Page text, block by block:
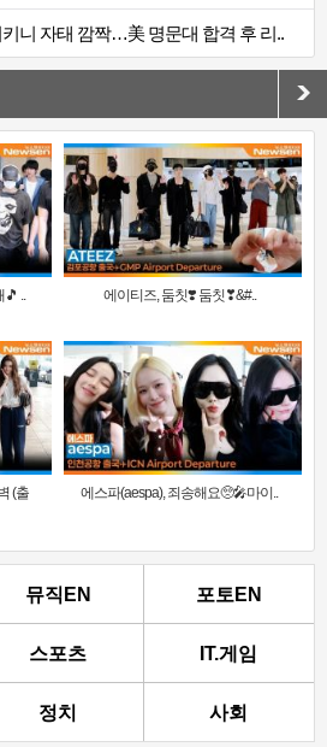
니 자태 깜짝…美 명문대 합격 후 리..
.. 에이티즈, 둠칫❣️ 둠칫❣&#..
(출
에스파(aespa), 죄송해요🥺🎤마이..
뮤직EN 포토EN
스포츠 IT.게임
정치 사회